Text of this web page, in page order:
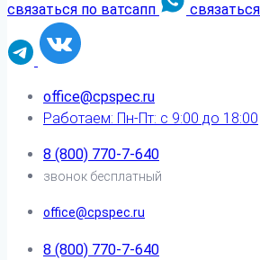
связаться по ватсапп
office@cpspec.ru
Работаем: Пн-Пт: с 9:00 до 18:00
8 (800) 770-7-640
звонок бесплатный
office@cpspec.ru
8 (800) 770-7-640